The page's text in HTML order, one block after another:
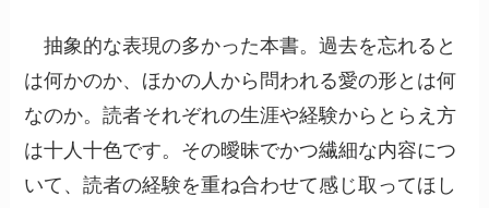
抽象的な表現の多かった本書。過去を忘れると
は何かのか、ほかの人から問われる愛の形とは何
なのか。読者それぞれの生涯や経験からとらえ方
は十人十色です。その曖昧でかつ繊細な内容につ
いて、読者の経験を重ね合わせて感じ取ってほし